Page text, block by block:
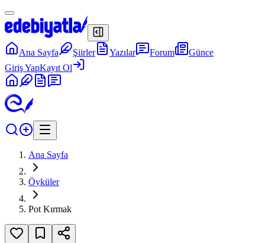
Ana Sayfa Şiirler Yazılar Forum
Günce
Giriş YapKayıt Ol
Ana Sayfa
Öyküler
Pot Kırmak